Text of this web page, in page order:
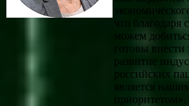
что
можем
готовы
развитие
российских
является
приоритетом».